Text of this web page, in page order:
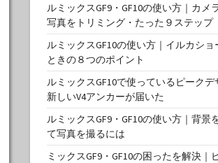
ルミックスGF9・GF10の使い方｜カメ
写真をトリミング・たった９ステップ
ルミックスGF10の使い方｜イルカショ
ときの８つのポイント
ルミックスGF10で使っているピーク
新しいV4アンカーが届いた
ルミックスGF9・GF10の使い方｜背景
て写真を撮るには
ミックスGF9・GF10の困ったを解決｜